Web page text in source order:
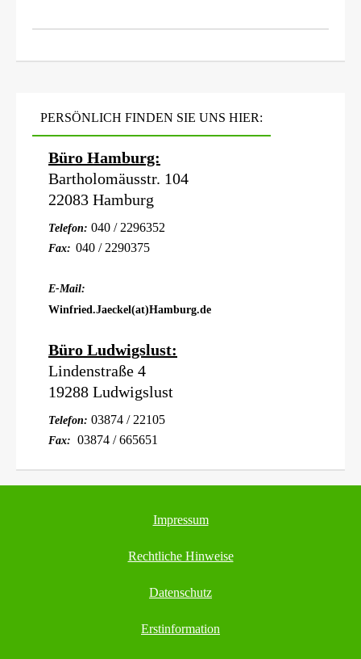
PERSÖNLICH FINDEN SIE UNS HIER:
Büro Hamburg:
Bartholomäusstr. 104
22083 Hamburg
Telefon: 040 / 2296352
Fax: 040 / 2290375
E-Mail:
Winfried.Jaeckel(at)Hamburg.de
Büro Ludwigslust:
Lindenstraße 4
19288 Ludwigslust
Telefon: 03874 / 22105
Fax: 03874 / 665651
Impressum
Rechtliche Hinweise
Datenschutz
Erstinformation